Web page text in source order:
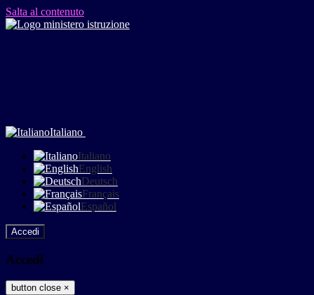
Salta al contenuto
Italiano
Italiano
English
Deutsch
Français
Español
Accedi
Accedi
button close ×